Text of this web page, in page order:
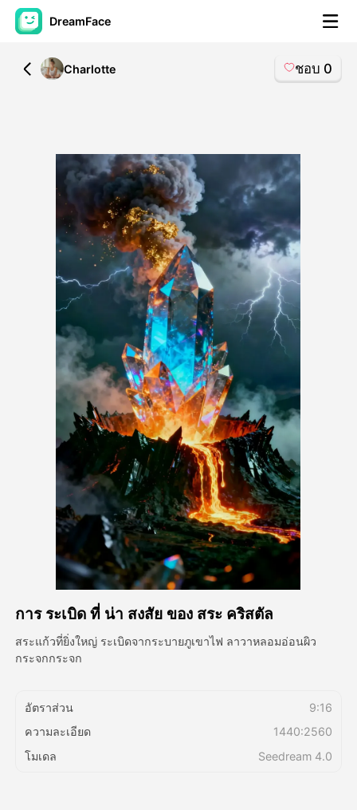
DreamFace
เครื่องมือ AI
วิดีโอ AI
รูปถ่าย
เครื่องมืออื่น ๆ
ดูทุกเครื่องมือ
เทมเพลต
วิดีโออวัตาร์
วิดีโอ AI
รูปถ่าย
เครื่องมืออื่น ๆ
ดูเทมเพลตทั้งหมด
แกลเลอรี่
ราคา
All
Charlotte ชอบ 0
การ ระเบิด ที่ น่า สงสัย ของ สระ คริสตัล
สระแก้วที่ยิ่งใหญ่ ระเบิดจากระบายภูเขาไฟ ลาวาหลอมอ่อนผิว
กระจกกระจก
อัตราส่วน
9:16
ความละเอียด
1440:2560
โมเดล
Seedream 4.0